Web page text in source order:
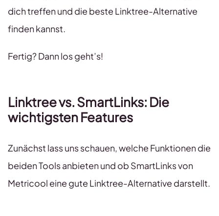
dich treffen und die beste Linktree-Alternative
finden kannst.
Fertig? Dann los geht’s!
Linktree vs. SmartLinks: Die
wichtigsten Features
Zunächst lass uns schauen, welche Funktionen die
beiden Tools anbieten und ob SmartLinks von
Metricool eine gute Linktree-Alternative darstellt.